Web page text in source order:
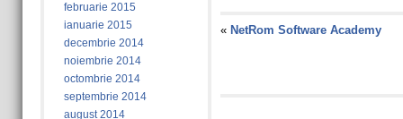
februarie 2015
ianuarie 2015
decembrie 2014
noiembrie 2014
octombrie 2014
septembrie 2014
august 2014
« NetRom Software Academy